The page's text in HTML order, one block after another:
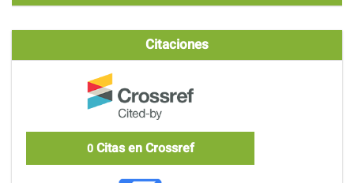
Citaciones
0Citas en Crossref